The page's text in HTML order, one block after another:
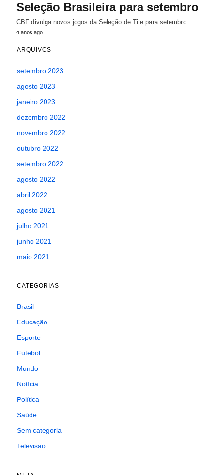
Seleção Brasileira para setembro
CBF divulga novos jogos da Seleção de Tite para setembro.
4 anos ago
ARQUIVOS
setembro 2023
agosto 2023
janeiro 2023
dezembro 2022
novembro 2022
outubro 2022
setembro 2022
agosto 2022
abril 2022
agosto 2021
julho 2021
junho 2021
maio 2021
CATEGORIAS
Brasil
Educação
Esporte
Futebol
Mundo
Notícia
Política
Saúde
Sem categoria
Televisão